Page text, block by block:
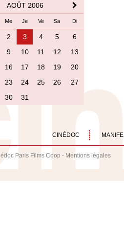
AOÛT 2006
Me Je Ve Sa Di
2 3 4 5
6
9 10 11 12
13
16 17 18 19
20
23 24 25 26
27
30 31
CINÉDOC
Paris Films Coop - Mentions légales